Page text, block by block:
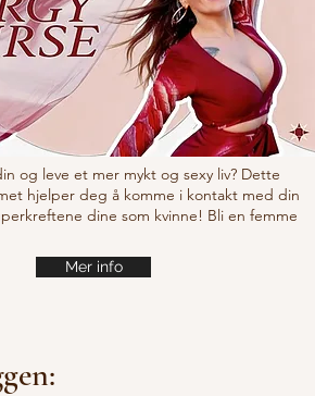
og leve et mer mykt og sexy liv? Dette
hjelper deg å komme i kontakt med din
dine som kvinne! Bli en femme
Mer info